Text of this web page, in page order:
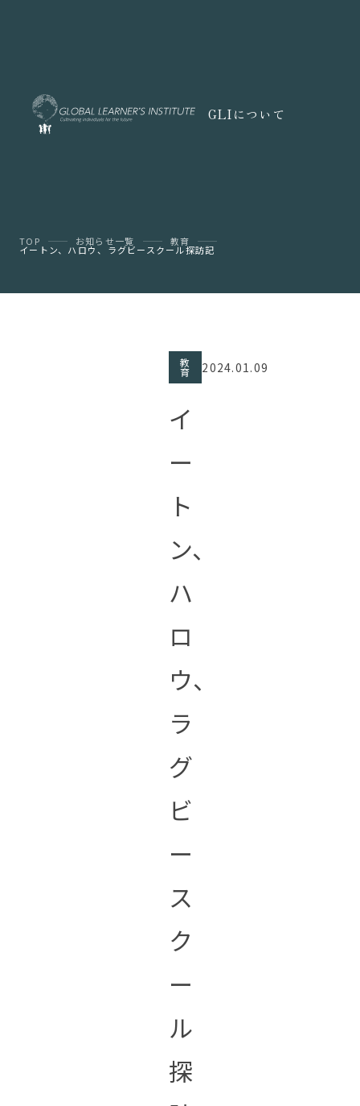
GLIについて
TOP お知らせ一覧 教育
イートン、ハロウ、ラグビースクール探訪記
教
育 2024.01.09
イ
ー
ト
ン、
ハ
ロ
ウ、
ラ
グ
ビ
ー
ス
ク
ー
ル
探